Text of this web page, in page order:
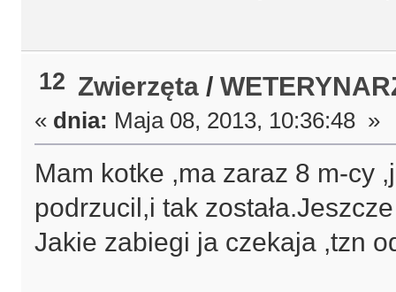
12 Zwierzęta /
« dnia: Maja 08, 2013, 10:36:48 »
Mam kotke ,ma zaraz 8 m-cy
podrzucil,i tak
Jakie zabiegi ja czekaja ,tzn